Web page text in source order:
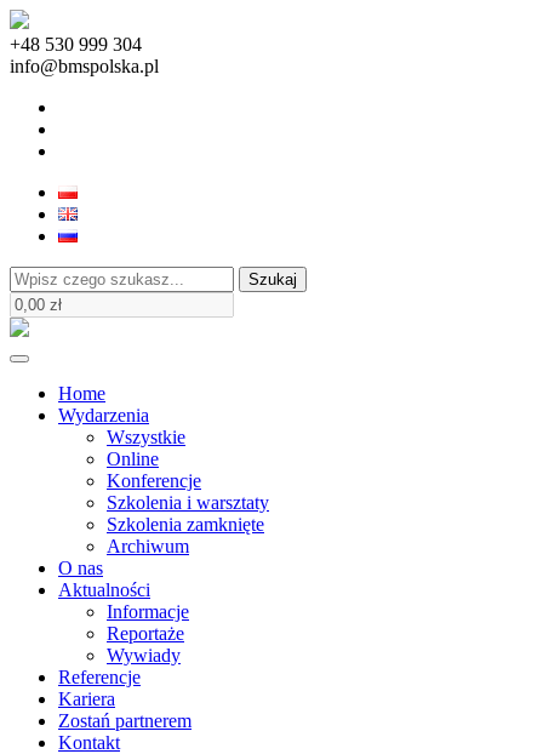
+48 530 999 304
info@bmspolska.pl
Szukaj
Home
Wydarzenia
Wszystkie
Online
Konferencje
Szkolenia i warsztaty
Szkolenia zamknięte
Archiwum
O nas
Aktualności
Informacje
Reportaże
Wywiady
Referencje
Kariera
Zostań partnerem
Kontakt